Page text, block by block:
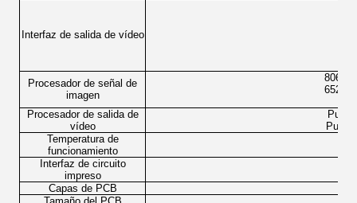
Interfaz de salida de vídeo
Procesador de señal de
imagen
Procesador de salida de
vídeo
Temperatura de
funcionamiento
Interfaz de circuito
impreso
Capas de PCB